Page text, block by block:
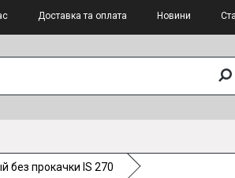
Доставка та оплата Новини
без прокачки IS 270